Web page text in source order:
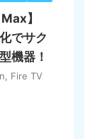
】
でサク
機器！
Fire TV